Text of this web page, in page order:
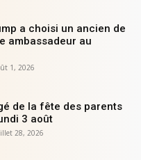
a choisi un ancien de
ambassadeur au
1, 2026
de la fête des parents
3 août
28, 2026